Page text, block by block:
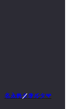
名入れタオル
マッチ／ライター